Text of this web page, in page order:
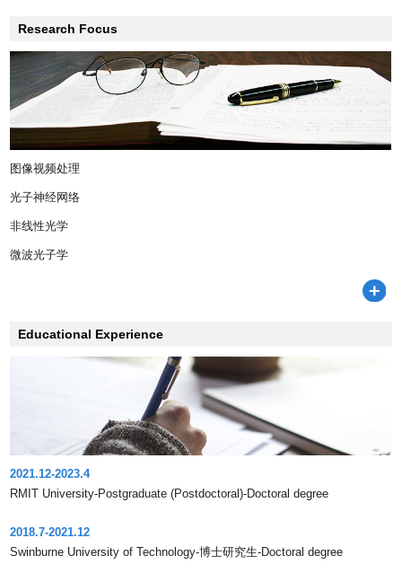
Research Focus
图像视频处理
光子神经网络
非线性光学
微波光子学
Educational Experience
2021.12-2023.4
RMIT University-Postgraduate (Postdoctoral)-Doctoral degree
2018.7-2021.12
Swinburne University of Technology-博士研究生-Doctoral degree